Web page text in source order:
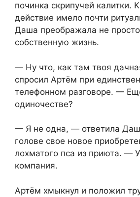
починка скрипучей калитки.
действие имело почти
Даша преображала не
собственную жизнь.
— Ну что, как там твоя
спросил Артём при
телефонном разговоре. —
одиночестве?
— Я не одна, — ответила
голове свое новое
лохматого пса из приюта. —
компания.
Артём хмыкнул и положил